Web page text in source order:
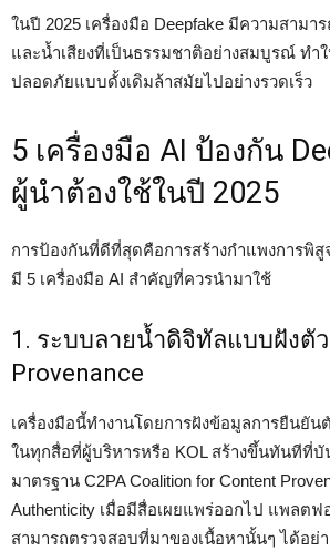
ในปี 2025 เครื่องมือ Deepfake มีความสามา
และน้ำเสียงที่เป็นธรรมชาติอย่างสมบูรณ์ ทำ
ปลอดภัยแบบดั้งเดิมล้าสมัยไปอย่างรวดเร็ว
5 เครื่องมือ AI ป้องกัน
ผู้นำต้องใช้ในปี 2025
การป้องกันที่ดีที่สุดคือการสร้างกำแพงการพิ
มี 5 เครื่องมือ AI สำคัญที่ควรนำมาใช้
1. ระบบลายน้ำดิจิทัลแบบฝังตั
Provenance
เครื่องมือนี้ทำงานโดยการฝังข้อมูลการยืนยัน
ในทุกสื่อที่ผู้บริหารหรือ KOL สร้างขึ้นทันทีที่บั
มาตรฐาน C2PA Coalition for Content
Authenticity เมื่อมีสื่อเผยแพร่ออกไป แพลต
สามารถตรวจสอบที่มาของเนื้อหานั้นๆ ได้อย่